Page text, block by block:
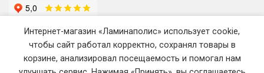
Интернет-магазин «Ламинаполис» использует cookie,
чтобы сайт работал корректно, сохранял товары в
корзине, анализировал посещаемость и помогал нам